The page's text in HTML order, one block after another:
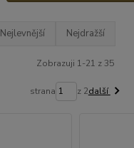
Nejlevnější Nejdražší
Zobrazuji 1-21 z 35
strana z 2další